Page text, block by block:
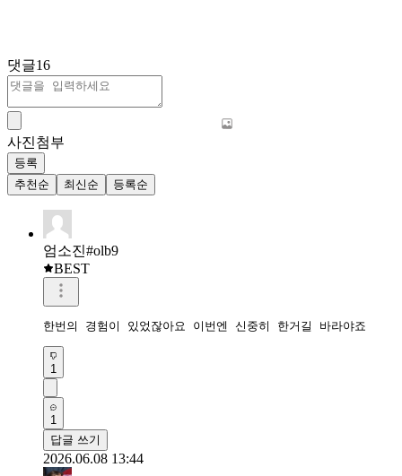
댓글16
사진첨부
등록
추천순
최신순 등록순
엄소진#olb9
BEST
한번의 경험이 있었잖아요 이번엔 신중히 한거길 바라야죠
1
1
답글 쓰기
2026.06.08 13:44